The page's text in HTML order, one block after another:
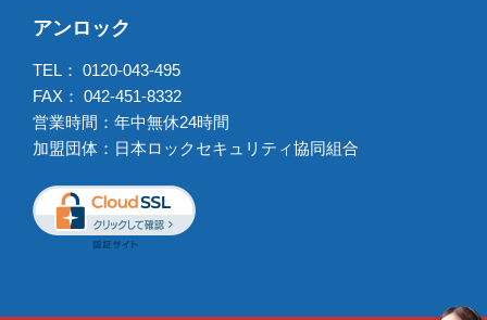
アンロック
TEL： 0120-043-495
FAX： 042-451-8332
営業時間：年中無休24時間
加盟団体：日本ロックセキュリティ協同組合